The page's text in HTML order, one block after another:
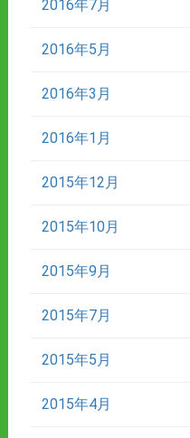
2016年7月
2016年5月
2016年3月
2016年1月
2015年12月
2015年10月
2015年9月
2015年7月
2015年5月
2015年4月